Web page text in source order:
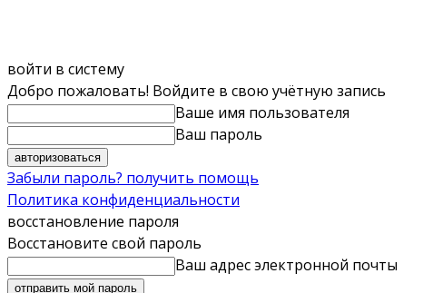
войти в систему
Добро пожаловать! Войдите в свою учётную запись
Ваше имя пользователя
Ваш пароль
Забыли пароль? получить помощь
Политика конфиденциальности
восстановление пароля
Восстановите свой пароль
Ваш адрес электронной почты